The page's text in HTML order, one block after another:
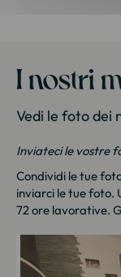
I nostri
Vedi le foto dei
Inviateci le vostre
Condividi le tue
inviarci le tue foto.
72 ore lavorative.